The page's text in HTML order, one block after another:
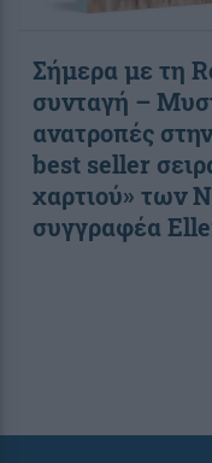
Σήμερα με τη
συνταγή –
ανατροπές
best seller
χαρτιού» των
συγγραφέα